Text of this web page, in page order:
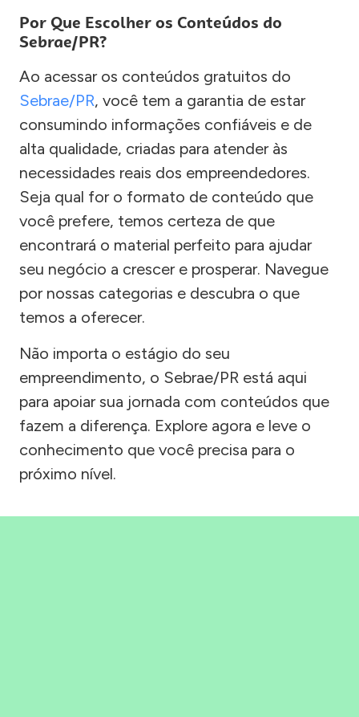
Por Que Escolher os Conteúdos do
Sebrae/PR?
Ao acessar os conteúdos gratuitos do
Sebrae/PR, você tem a garantia de estar
consumindo informações confiáveis e de
alta qualidade, criadas para atender às
necessidades reais dos empreendedores.
Seja qual for o formato de conteúdo que
você prefere, temos certeza de que
encontrará o material perfeito para ajudar
seu negócio a crescer e prosperar. Navegue
por nossas categorias e descubra o que
temos a oferecer.
Não importa o estágio do seu
empreendimento, o Sebrae/PR está aqui
para apoiar sua jornada com conteúdos que
fazem a diferença. Explore agora e leve o
conhecimento que você precisa para o
próximo nível.